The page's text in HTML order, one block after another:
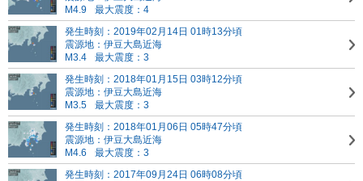
M4.9
最大震度：4
発生時刻：2019年02月14日 01時13分頃
震源地：伊豆大島近海
M3.4
最大震度：3
発生時刻：2018年01月15日 03時12分頃
震源地：伊豆大島近海
M3.5
最大震度：3
発生時刻：2018年01月06日 05時47分頃
震源地：伊豆大島近海
M4.6
最大震度：3
発生時刻：2017年09月24日 06時08分頃